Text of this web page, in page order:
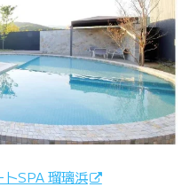
SPA 瑠璃浜